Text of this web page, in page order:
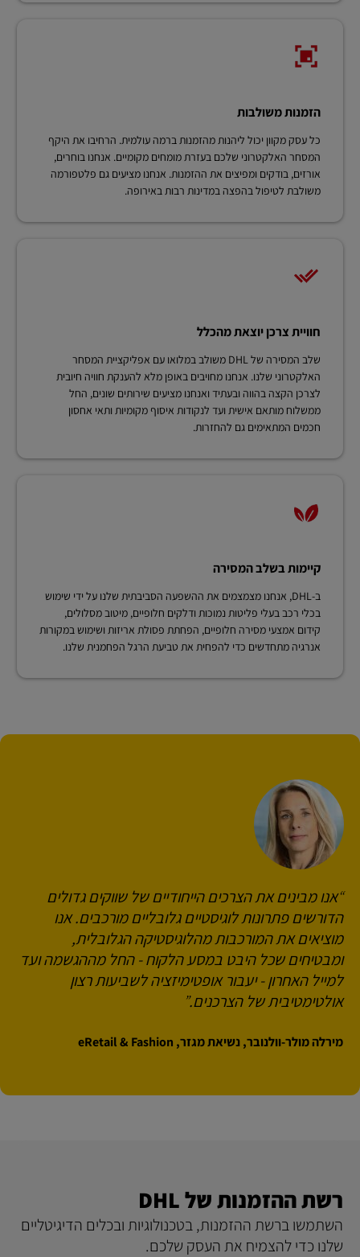
הזמנות משולבות
כל עסק מקוון יכול ליהנות מהזמנות ברמה עולמית. הרחיבו את היקף
המסחר האלקטרוני שלכם בעזרת מומחים מקומיים. אנחנו בוחרים,
אורזים, בודקים ומפיצים את ההזמנות. אנחנו מציעים גם פלטפורמה
משולבת לטיפול בהפצה במדינות רבות באירופה.
חוויית צרכן יוצאת מהכלל
שלב המסירה של DHL משולב במלואו עם אפליקציית המסחר
האלקטרוני שלנו. אנחנו מחויבים באופן מלא להענקת חוויה חיובית
לצרכן הקצה בהווה ובעתיד ואנחנו מציעים שירותים שונים, החל
ממשלוח מותאם אישית ועד לנקודות איסוף מקומיות ותאי אחסון
חכמים המתאימים גם להחזרות.
קיימות בשלב המסירה
ב-DHL, אנחנו מצמצמים את ההשפעה הסביבתית שלנו על ידי שימוש
בכלי רכב בעלי פליטות נמוכות ודלקים חלופיים, מיטוב מסלולים,
קידום אמצעי מסירה חלופיים, הפחתת פסולת אריזות ושימוש במקורות
אנרגיה מתחדשים כדי להפחית את טביעת הרגל הפחמנית שלנו.
אנו מבינים את הצרכים הייחודיים של שווקים גדולים
הדורשים פתרונות לוגיסטיים גלובליים מורכבים. אנו
מוציאים את המורכבות מהלוגיסטיקה הגלובלית,
ומבטיחים שכל היבט במסע הלקוח - החל מההגשמה ועד
למייל האחרון - יעבור אופטימיזציה לשביעות רצון
אולטימטיבית של הצרכנים.
מירלה מולר-וולנובר, נשיאת מגזר, eRetail & Fashion
רשת ההזמנות של DHL
השתמשו ברשת ההזמנות, בטכנולוגיות ובכלים הדיגיטליים
שלנו כדי להצמיח את העסק שלכם.